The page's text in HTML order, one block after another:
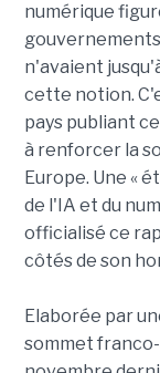
numérique
n'avaient
cette notion.
pays publiant
à renforcer la
Europe. Une «
de l'IA et du
officialisé ce
côtés de son
Elaborée par
sommet